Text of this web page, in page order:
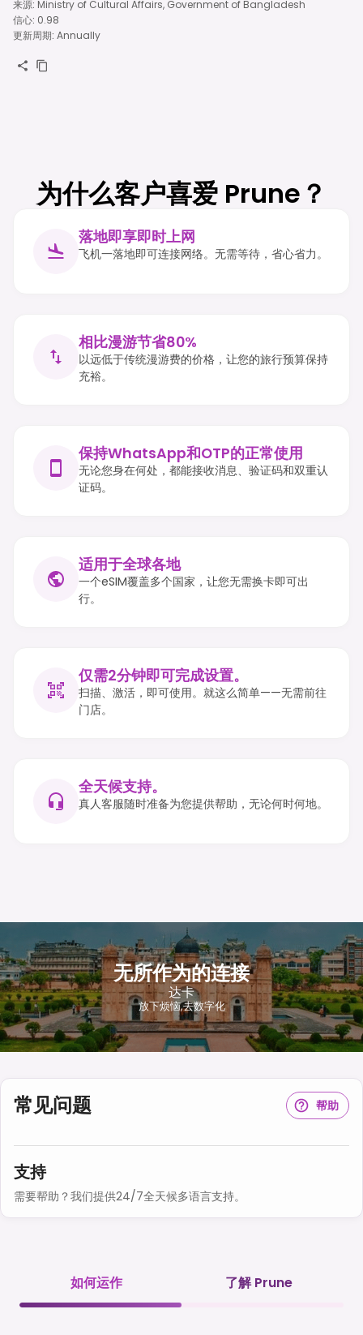
来源: Ministry of Cultural Affairs, Government of Bangladesh
信心: 0.98
更新周期: Annually
为什么客户喜爱 Prune？
落地即享即时上网
飞机一落地即可连接网络。无需等待，省心省力。
相比漫游节省80%
以远低于传统漫游费的价格，让您的旅行预算保持
充裕。
保持WhatsApp和OTP的正常使用
无论您身在何处，都能接收消息、验证码和双重认
证码。
适用于全球各地
一个eSIM覆盖多个国家，让您无需换卡即可出
行。
仅需2分钟即可完成设置。
扫描、激活，即可使用。就这么简单——无需前往
门店。
全天候支持。
真人客服随时准备为您提供帮助，无论何时何地。
无所作为的连接
达卡
放下烦恼,去数字化
常见问题 帮助
支持
需要帮助？我们提供24/7全天候多语言支持。
如何运作 了解 Prune